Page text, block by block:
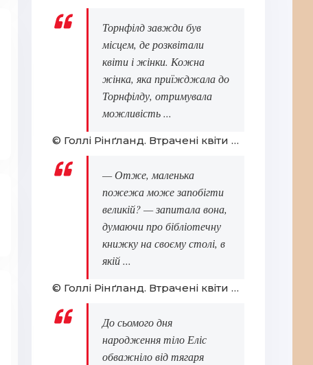
Торнфілд завжди був
місцем, де розквітали
квіти і жінки. Кожна
жінка, яка приїжджала до
Торнфілду, отримувала
можливість ...
© Голлі Рінґланд. Втрачені квіти Еліс Гарт
— Отже, маленька
пожежа може запобігти
великій? — запитала вона,
думаючи про бібліотечну
книжку на своєму столі, в
якій ...
© Голлі Рінґланд. Втрачені квіти Еліс Гарт
До сьомого дня
народження тіло Еліс
обважніло від тягаря